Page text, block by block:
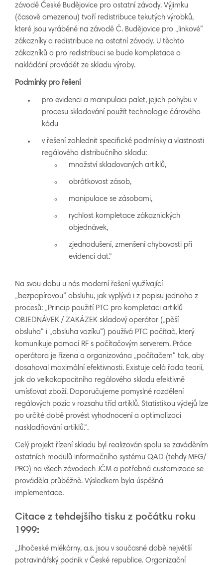
závodě České Budějovice pro ostatní závody. Výjimku
(časově omezenou) tvoří redistribuce tekutých výrobků,
které jsou vyráběné na závodě Č. Budějovice pro „linkové“
zákazníky a redistribuce na ostatní závody. U těchto
zákazníků a pro redistribuci se bude kompletace a
nakládání provádět ze skladu výroby.
Podmínky pro řešení
pro evidenci a manipulaci palet, jejich pohybu v
procesu skladování použít technologie čárového
kódu
v řešení zohlednit specifické podmínky a vlastnosti
regálového distribučního skladu:
množství skladovaných artiklů,
obrátkovost zásob,
manipulace se zásobami,
rychlost kompletace zákaznických
objednávek,
zjednodušení, zmenšení chybovosti při
evidenci dat.“
Na svou dobu u nás moderní řešení využívající
„bezpapírovou“ obsluhu, jak vyplývá i z popisu jednoho z
procesů: „Princip použití PTC pro kompletaci artiklů
OBJEDNÁVEK / ZAKÁZEK skladový operátor („pěší
obsluha“ i „obsluha vozíku“) používá PTC počítač, který
komunikuje pomocí RF s počítačovým serverem. Práce
operátora je řízena a organizována „počítačem“ tak, aby
dosahoval maximální efektivnosti. Existuje celá řada teorií,
jak do velkokapacitního regálového skladu efektivně
umísťovat zboží. Doporučujeme pomyslné rozdělení
regálových pozic v rozsahu tříd artiklů. Statistikou výdejů lze
po určité době provést vyhodnocení a optimalizaci
naskladňování artiklů.“.
Celý projekt řízení skladu byl realizován spolu se zaváděním
ostatních modulů informačního systému QAD (tehdy MFG/
PRO) na všech závodech JČM a potřebná customizace se
prováděla průběžně. Výsledkem byla úspěšná
implementace.
Citace z tehdejšího tisku z počátku roku
1999:
„Jihočeské mlékárny, a.s. jsou v současné době největší
potravinářský podnik v České republice. Organizační